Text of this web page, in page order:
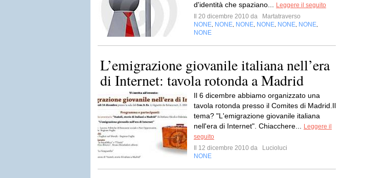
d'identità che spaziano...
Leggere il seguito
Il 20 dicembre 2010 da
Martatraverso
NONE NONE NONE NONE NONE NONE
NONE
L’emigrazione giovanile italiana nell’era
di Internet: tavola rotonda a Madrid
Il 6 dicembre abbiamo organizzato una
tavola rotonda presso il Comites di Madrid.Il
tema? "L'emigrazione giovanile italiana
nell'era di Internet". Chiacchere...
Leggere il
seguito
Il 12 dicembre 2010 da
Lucioluci
NONE